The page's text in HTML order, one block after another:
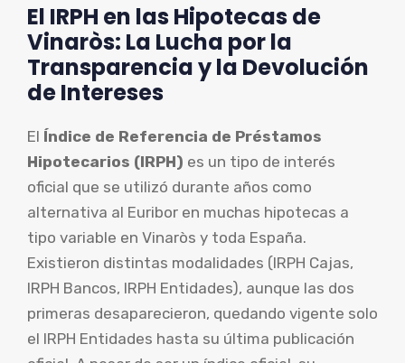
El IRPH en las Hipotecas de
Vinaròs: La Lucha por la
Transparencia y la Devolución
de Intereses
El Índice de Referencia de Préstamos
Hipotecarios (IRPH) es un tipo de interés
oficial que se utilizó durante años como
alternativa al Euribor en muchas hipotecas a
tipo variable en Vinaròs y toda España.
Existieron distintas modalidades (IRPH Cajas,
IRPH Bancos, IRPH Entidades), aunque las dos
primeras desaparecieron, quedando vigente solo
el IRPH Entidades hasta su última publicación